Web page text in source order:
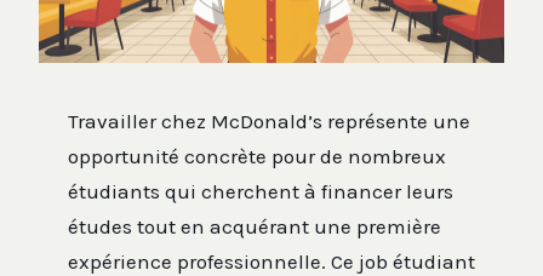
Travailler chez McDonald’s représente une
opportunité concrète pour de nombreux
étudiants qui cherchent à financer leurs
études tout en acquérant une première
expérience professionnelle. Ce job étudiant